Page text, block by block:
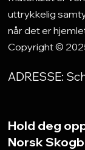
uttrykkelig
når det er
Copyright ©
ADRESSE:
Hold deg
Norsk